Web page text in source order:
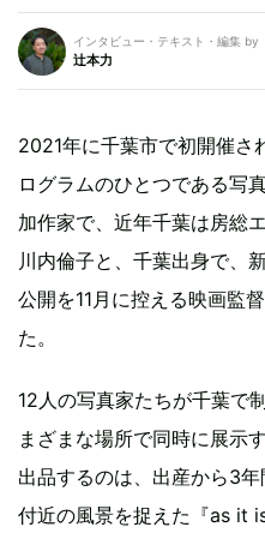
インタビュー・テキスト・編集 by
辻本力
2021年に千葉市で初開催さ
ログラムのひとつである写
加作家で、近年千葉は房総
川内倫子と、千葉出身で、
公開を11月に控える映画監
た。
12人の写真家たちが千葉で
まざまな場所で同時に展示
出品するのは、出産から3
付近の風景を捉えた『as it